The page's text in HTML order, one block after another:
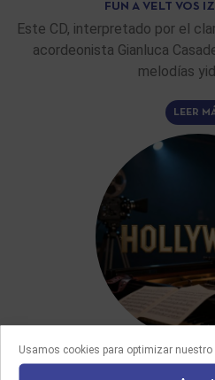
Usamos cookies para optimizar nuestro
FUN A VELT VOS
Este CD, interpretado por el
acordeonista Gianluca
melodías
LEER
ARTÍCULOS